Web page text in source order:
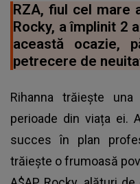
RZA, fiul cel mare
Rocky, a împlinit 2
această ocazie,
petrecere de
Rihanna trăiește
perioade din viața ei.
succes în plan
trăiește o frumoasă